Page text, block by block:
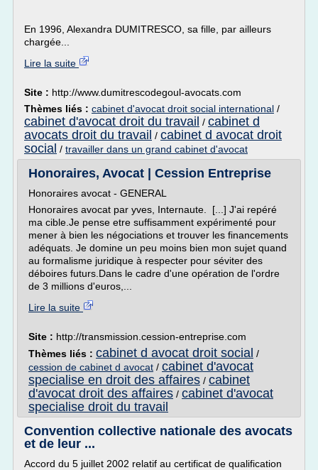
En 1996, Alexandra DUMITRESCO, sa fille, par ailleurs
chargée...
Lire la suite
Site : http://www.dumitrescodegoul-avocats.com
Thèmes liés : cabinet d'avocat droit social international /
cabinet d'avocat droit du travail / cabinet d
avocats droit du travail / cabinet d avocat droit
social / travailler dans un grand cabinet d'avocat
Honoraires, Avocat | Cession Entreprise
Honoraires avocat - GENERAL
Honoraires avocat par yves, Internaute. [...] J'ai repéré
ma cible.Je pense etre suffisamment expérimenté pour
mener à bien les négociations et trouver les financements
adéquats. Je domine un peu moins bien mon sujet quand
au formalisme juridique à respecter pour séviter des
déboires futurs.Dans le cadre d'une opération de l'ordre
de 3 millions d'euros,...
Lire la suite
Site : http://transmission.cession-entreprise.com
Thèmes liés : cabinet d avocat droit social /
cession de cabinet d avocat / cabinet d'avocat
specialise en droit des affaires / cabinet
d'avocat droit des affaires / cabinet d'avocat
specialise droit du travail
Convention collective nationale des avocats
et de leur ...
Accord du 5 juillet 2002 relatif au certificat de qualification